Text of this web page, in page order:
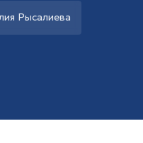
Рысалиева